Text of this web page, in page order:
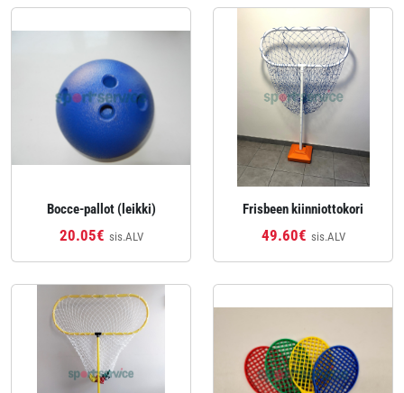
Bocce-pallot (leikki)
20.05€ sis.ALV
Frisbeen kiinniottokori
49.60€ sis.ALV